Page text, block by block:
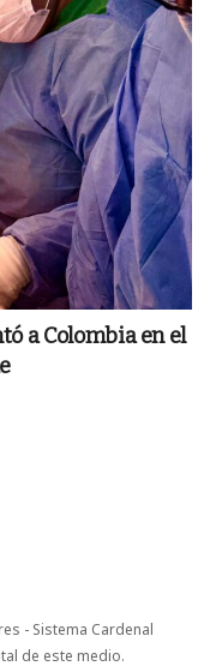
a Colombia en el
- Sistema Cardenal
de este medio.